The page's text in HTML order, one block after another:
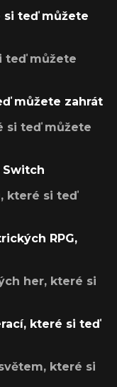
si teď můžete
teď můžete
můžete zahrát
si teď můžete
Switch
které si teď
RPG,
her, které si
které si teď
které si